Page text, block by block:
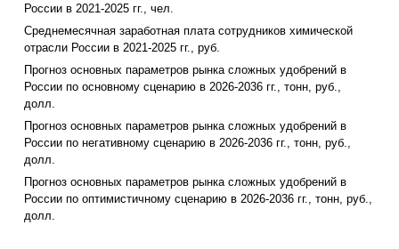
России в 2021-2025 гг., чел.
Среднемесячная заработная плата сотрудников химической
отрасли России в 2021-2025 гг., руб.
Прогноз основных параметров рынка сложных удобрений в
России по основному сценарию в 2026-2036 гг., тонн, руб.,
долл.
Прогноз основных параметров рынка сложных удобрений в
России по негативному сценарию в 2026-2036 гг., тонн, руб.,
долл.
Прогноз основных параметров рынка сложных удобрений в
России по оптимистичному сценарию в 2026-2036 гг., тонн, руб.,
долл.